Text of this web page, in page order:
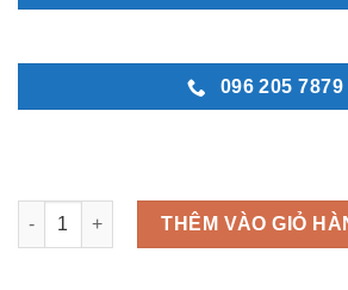
096 205 7879
Hoa phúng điếu - MN 95 số lượng
THÊM VÀO GIỎ